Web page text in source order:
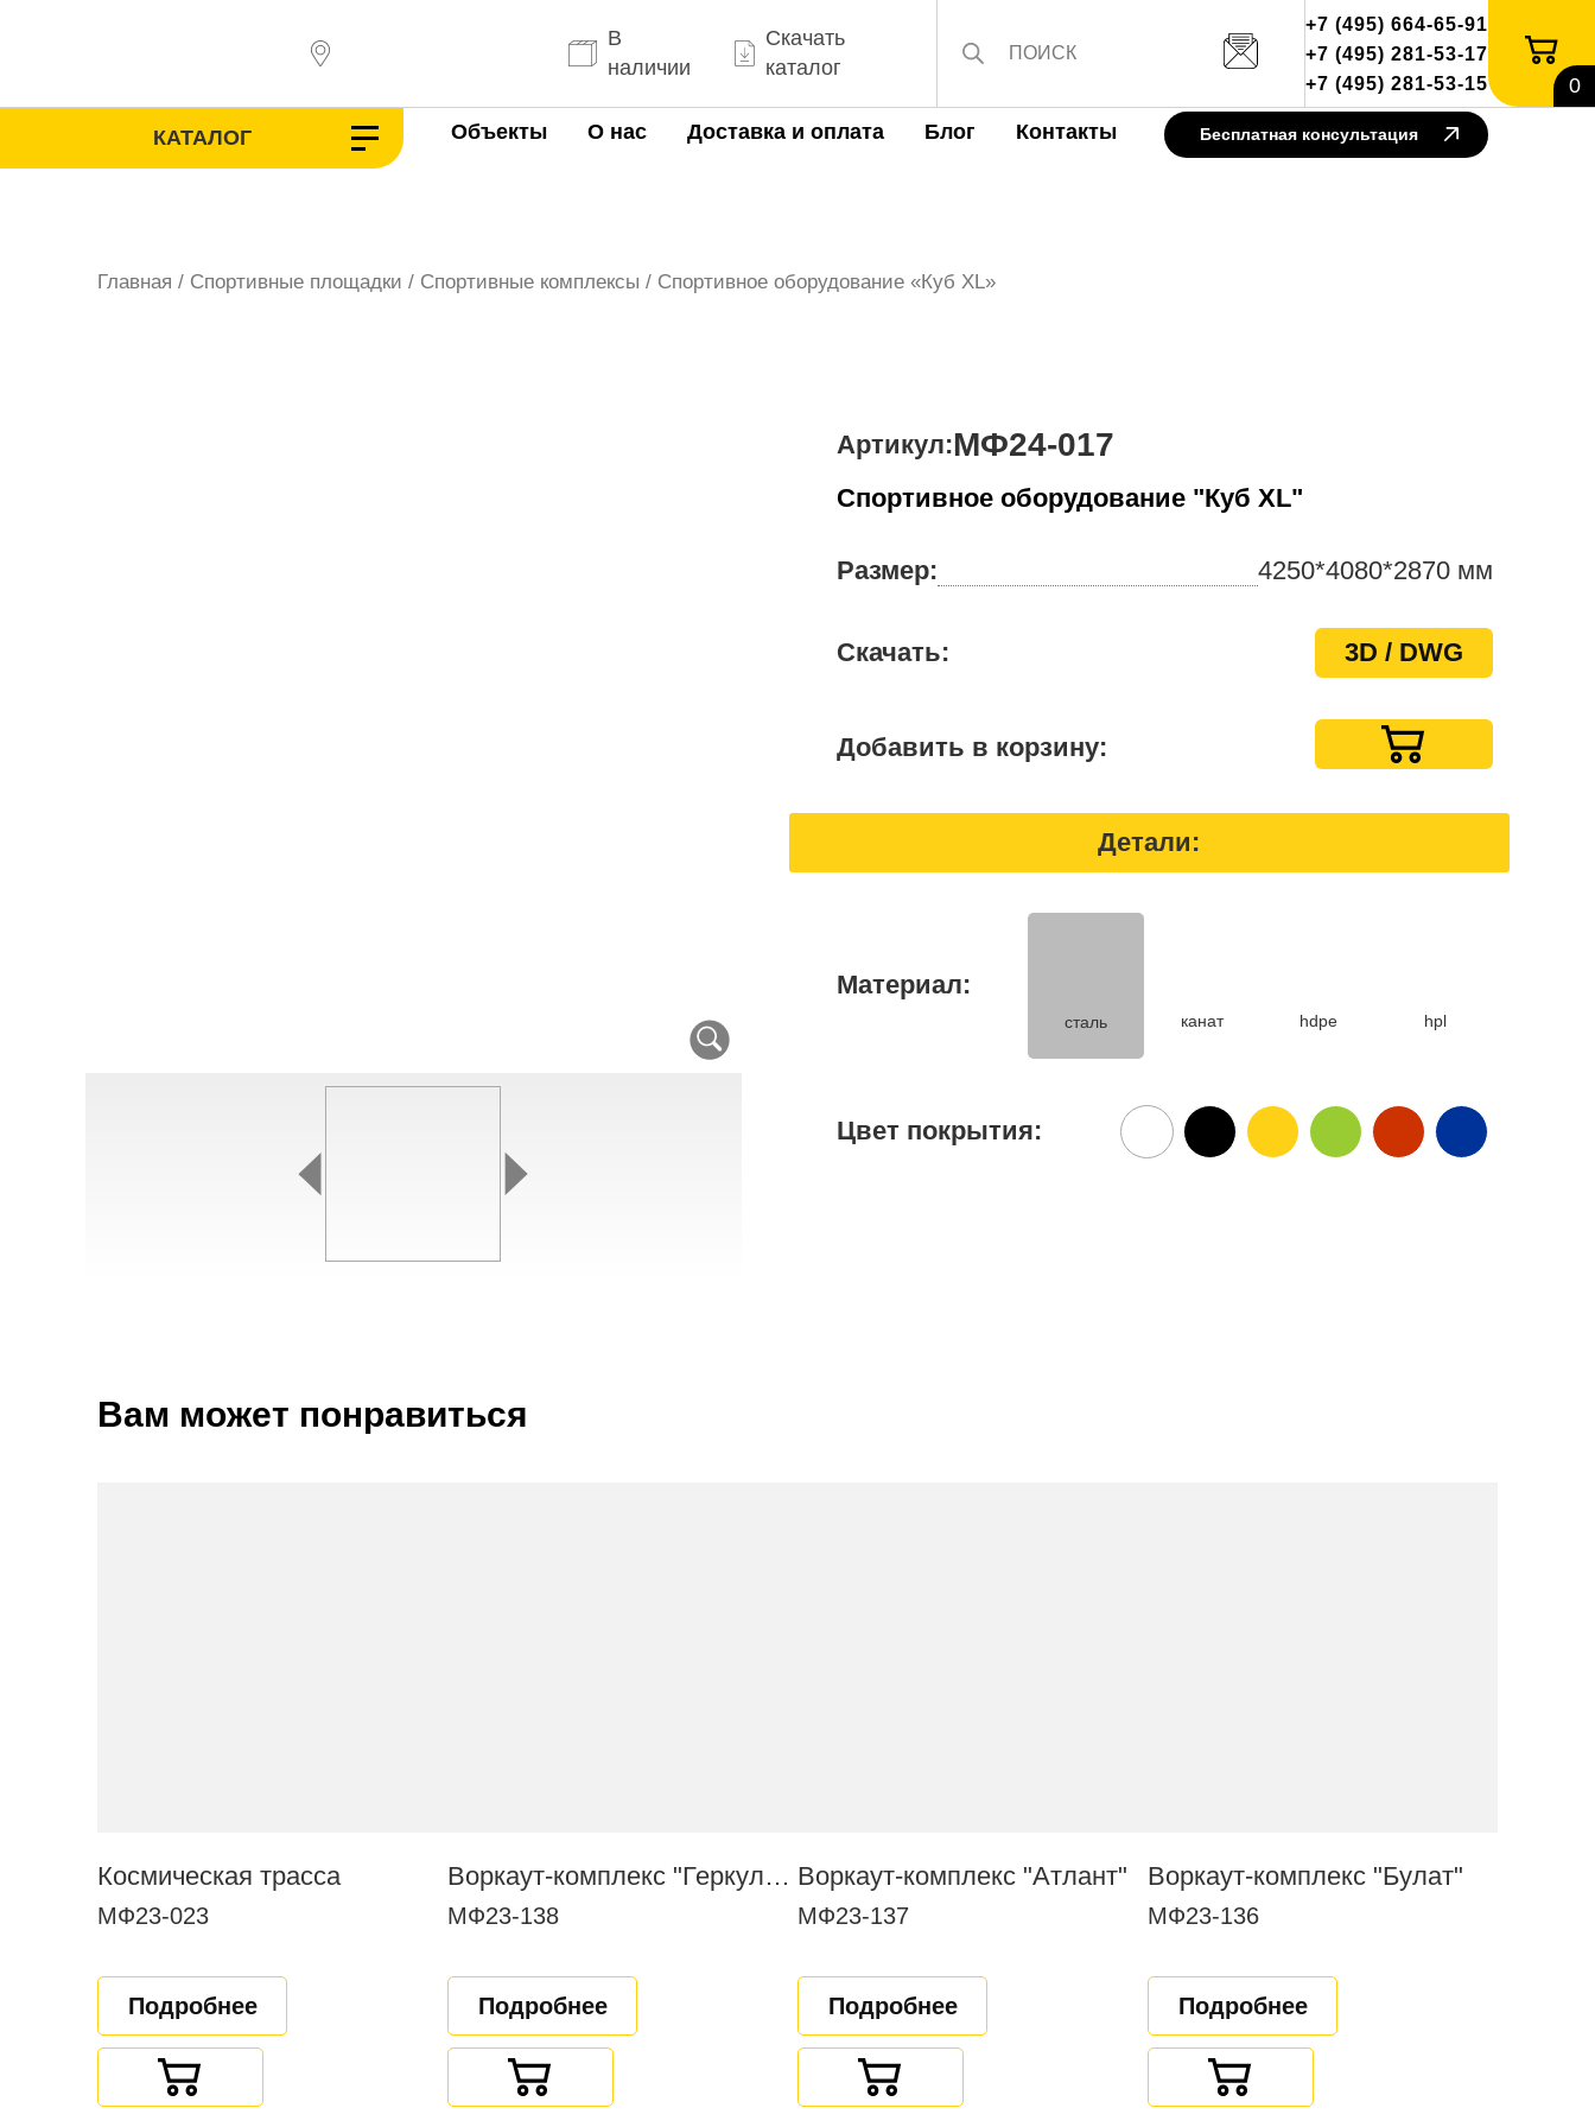
В
наличии
Скачать
каталог
+7 (495) 664-65-91
+7 (495) 281-53-17
+7 (495) 281-53-15
0
КАТАЛОГ Объекты О нас Доставка и оплата Блог Контакты Бесплатная консультация
Главная / Спортивные площадки / Спортивные комплексы / Спортивное оборудование «Куб XL»
Артикул:МФ24-017
Спортивное оборудование "Куб XL"
Размер: 4250*4080*2870 мм
Скачать: 3D / DWG
Добавить в корзину:
Детали:
Материал:
сталь канат hdpe hpl
Цвет покрытия:
Вам может понравиться
Космическая трасса
МФ23-023
Подробнее
Воркаут-комплекс "Геркулес"
МФ23-138
Подробнее
Воркаут-комплекс "Атлант"
МФ23-137
Подробнее
Воркаут-комплекс "Булат"
МФ23-136
Подробнее